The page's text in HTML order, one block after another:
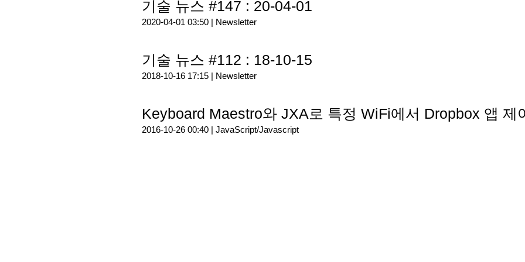
기술 뉴스 #147 : 20-04-01
2020-04-01 03:50 | Newsletter
기술 뉴스 #112 : 18-10-15
2018-10-16 17:15 | Newsletter
Keyboard Maestro와 JXA로 특정 WiFi에서 Dropbox 앱 제
2016-10-26 00:40 | JavaScript/Javascript